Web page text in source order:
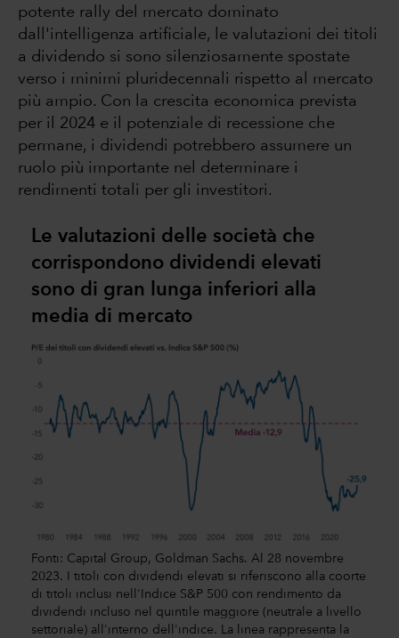
potente rally del mercato dominato
dall'intelligenza artificiale, le valutazioni dei titoli
a dividendo si sono silenziosamente spostate
verso i minimi pluridecennali rispetto al mercato
più ampio. Con la crescita economica prevista
per il 2024 e il potenziale di recessione che
permane, i dividendi potrebbero assumere un
ruolo più importante nel determinare i
rendimenti totali per gli investitori.
Le valutazioni delle società che
corrispondono dividendi elevati
sono di gran lunga inferiori alla
media di mercato
Fonti: Capital Group, Goldman Sachs. Al 28 novembre
2023. I titoli con dividendi elevati si riferiscono alla coorte
di titoli inclusi nell'Indice S&P 500 con rendimento da
dividendi incluso nel quintile maggiore (neutrale a livello
settoriale) all'interno dell'indice. La linea rappresenta la